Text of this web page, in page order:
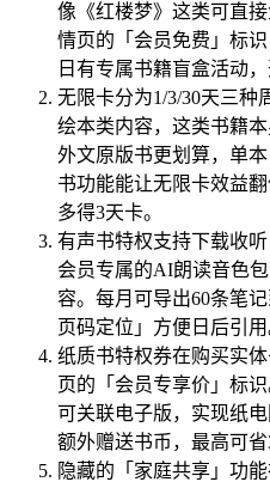
像《红楼梦》这类可直
情页的「会员免费」标
日有专属书籍盲盒活动
无限卡分为1/3/30天三种
绘本类内容，这类书籍
外文原版书更划算，单
书功能能让无限卡效益
多得3天卡。
有声书特权支持下载收
会员专属的AI朗读音色
容。每月可导出60条笔
页码定位」方便日后引用
纸质书特权券在购买实
页的「会员专享价」标
可关联电子版，实现纸
额外赠送书币，最高可省
隐藏的「家庭共享」功